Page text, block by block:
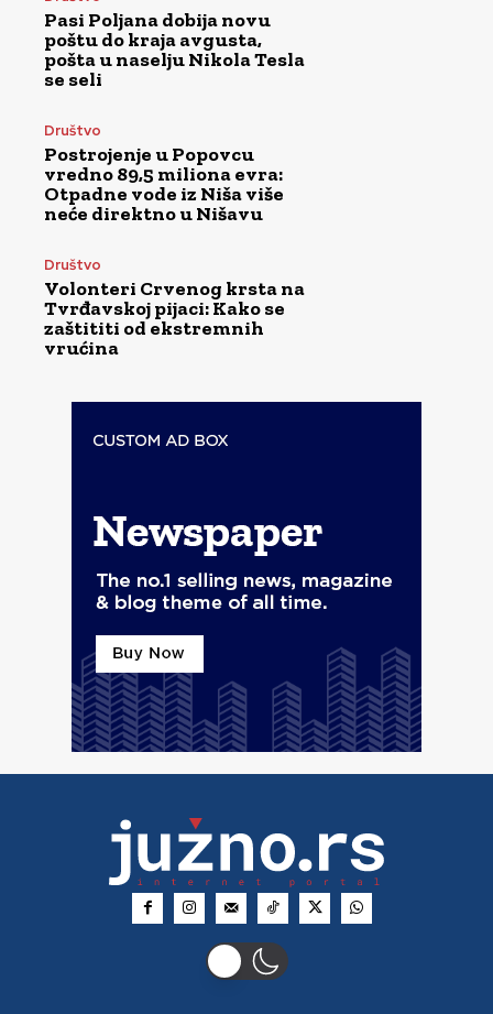
Pasi Poljana dobija novu
poštu do kraja avgusta,
pošta u naselju Nikola Tesla
se seli
Društvo
Postrojenje u Popovcu
vredno 89,5 miliona evra:
Otpadne vode iz Niša više
neće direktno u Nišavu
Društvo
Volonteri Crvenog krsta na
Tvrđavskoj pijaci: Kako se
zaštititi od ekstremnih
vrućina